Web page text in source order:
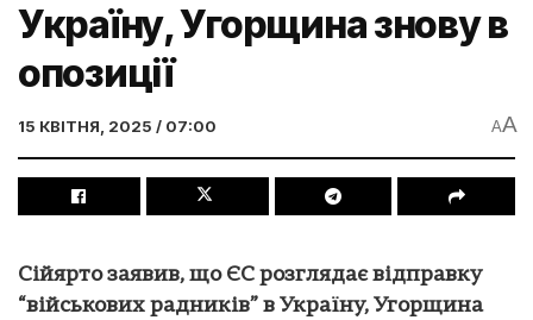
Україну, Угорщина знову в
опозиції
15 КВІТНЯ, 2025 / 07:00 AA
Сійярто заявив, що ЄС розглядає відправку
“військових радників” в Україну, Угорщина